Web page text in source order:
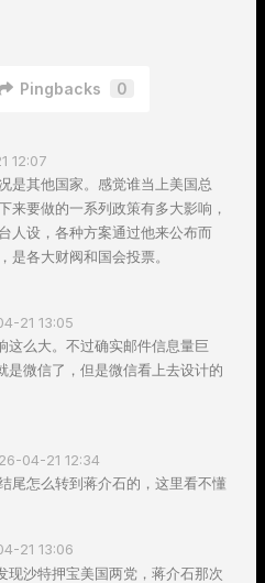
Pingbacks 0
12:07
是其他国家。感觉谁当上美国总
来要做的一系列政策有多大影响，
人设，各种方案通过他来公布而
是各大财阀和国会投票。
21 13:05
这么大。不过确实邮件信息量巨
是微信了，但是微信看上去设计的
04-21 12:34
尾怎么转到蒋介石的，这里看不懂
21 13:06
现沙特押宝美国两党，蒋介石那次